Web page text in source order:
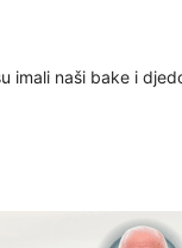
imali naši bake i